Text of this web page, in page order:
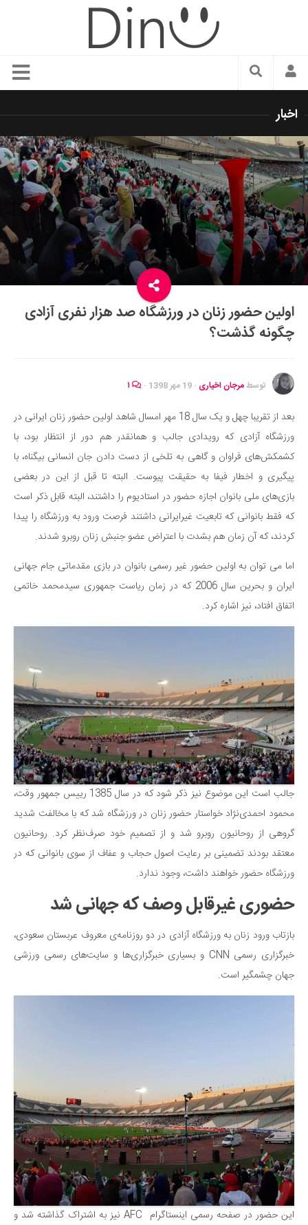
سبک زندگی
زیبایی و آرایش
شیک پوشی
دکوراسیون و چیدمان
غذا
رستوران گردی
آشپزی
سفر و گردشگری
ایران گردی
جهان گردی
موفقیت و مهارت‌های فردی
تغذیه سالم
بهداشت
بیماری و درمان
کودک و مادر
ورزش و تندرستی
روانشناسی
مراکز پزشکی و دارویی
فرهنگ و هنر
سینما و تئاتر
چهره‌ها
عکاسی و هنرهای تجسمی
کتاب و کتاب‌خوانی
تاریخ
معماری
علمی
فناوری‌ها
نجوم و هوا فضا
زمین و محیط زیست
سرگرمی
دانستنی‌ها
بازی
اخبار
اولین حضور زنان در ورزشگاه صد هزار نفری آزادی
چگونه گذشت؟
توسطمرجان اخیاری · 19 مهر 1398 ·
بعد از تقریبا چهل و یک سال 18 مهر امسال شاهد اولین حضور زنان ایرانی در
ورزشگاه آزادی که رویدادی جالب و همانقدر هم دور از انتظار بود، با
کشمکش‌های فراوان و گاهی به تلخی از دست دادن جان انسانی بیگناه، با
پیگیری و اخطار فیفا به حقیقت پیوست. البته تا قبل از این در بعضی
بازی‌های ملی بانوان اجازه حضور در استادیوم را داشتند، البته قابل ذکر است
که فقط بانوانی که تابعیت غیر‌ایرانی داشتند فرصت ورود به ورزشگاه را پیدا
کردند، که آن زمان هم بشدت با اعتراض عضو جنبش زنان روبرو شدند.
اما می توان به اولین حضور غیر رسمی بانوان در بازی مقدماتی جام جهانی
ایران و بحرین سال 2006 که در زمان ریاست جمهوری سید‌محمد خاتمی
اتفاق افتاد، نیز اشاره کرد.
جالب است این موضوع نیز ذکر شود که در سال 1385 رییس جمهور وقت،
محمود احمدی‌نژاد خواستار حضور زنان در ورزشگاه شد که با مخالفت شدید
گروهی از روحانیون روبرو شد و از تصمیم خود صرف‌نظر کرد. روحانیون
معتقد بودند تضمینی بر رعایت اصول حجاب و عفاف از سوی بانوانی که در
ورزشگاه حضور خواهند داشت، وجود ندارد.
حضوری غیرقابل وصف که جهانی شد
بازتاب ورود زنان به ورزشگاه آزادی در دو روزنامه‌ی معروف عربستان سعودی،
خبرگزاری رسمی CNN و بسیاری خبرگزاری‌ها و سایت‌های رسمی ورزشی
جهان چشمگیر است.
این حضور در صفحه رسمی اینستاگرام AFC نیز به اشتراک گذاشته شد و